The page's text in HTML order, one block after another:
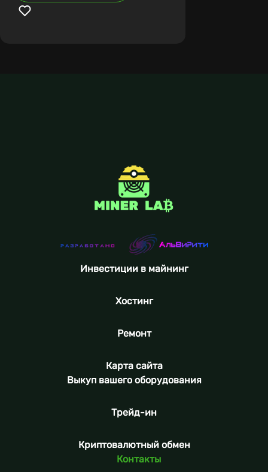
Инвестиции в майнинг
Хостинг
Ремонт
Карта сайта
Выкуп вашего оборудования
Трейд-ин
Криптовалютный обмен
Контакты